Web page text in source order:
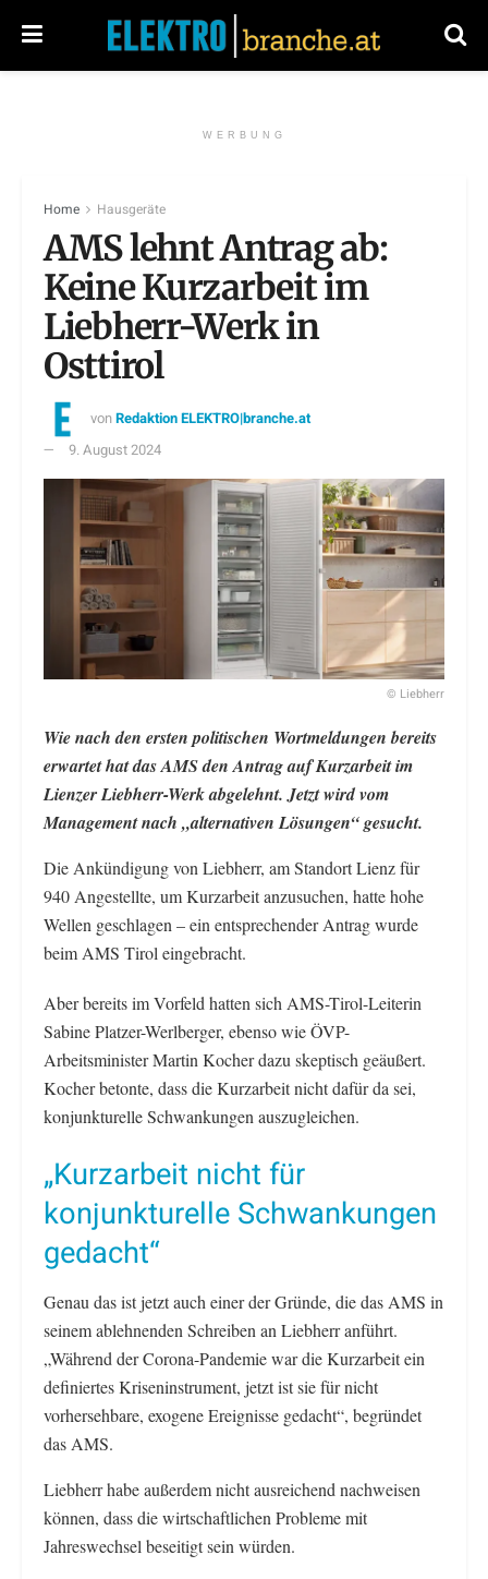
WERBUNG
Home Hausgeräte
AMS lehnt Antrag ab:
Keine Kurzarbeit im
Liebherr-Werk in
Osttirol
vonRedaktion ELEKTRO|branche.at
9. August 2024
© Liebherr
Wie nach den ersten politischen Wortmeldungen bereits
erwartet hat das AMS den Antrag auf Kurzarbeit im
Lienzer Liebherr-Werk abgelehnt. Jetzt wird vom
Management nach „alternativen Lösungen“ gesucht.
Die Ankündigung von Liebherr, am Standort Lienz für
940 Angestellte, um Kurzarbeit anzusuchen, hatte hohe
Wellen geschlagen – ein entsprechender Antrag wurde
beim AMS Tirol eingebracht.
Aber bereits im Vorfeld hatten sich AMS-Tirol-Leiterin
Sabine Platzer-Werlberger, ebenso wie ÖVP-
Arbeitsminister Martin Kocher dazu skeptisch geäußert.
Kocher betonte, dass die Kurzarbeit nicht dafür da sei,
konjunkturelle Schwankungen auszugleichen.
„Kurzarbeit nicht für
konjunkturelle Schwankungen
gedacht“
Genau das ist jetzt auch einer der Gründe, die das AMS in
seinem ablehnenden Schreiben an Liebherr anführt.
„Während der Corona-Pandemie war die Kurzarbeit ein
definiertes Kriseninstrument, jetzt ist sie für nicht
vorhersehbare, exogene Ereignisse gedacht“, begründet
das AMS.
Liebherr habe außerdem nicht ausreichend nachweisen
können, dass die wirtschaftlichen Probleme mit
Jahreswechsel beseitigt sein würden.